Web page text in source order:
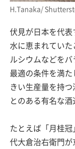
H.Tanaka/
伏見が日本を代
水に恵まれてい
ルシウムなどを
最適の条件を満
きい生産量を持
とのある有名な酒
たとえば「月桂
代大倉治右衛門